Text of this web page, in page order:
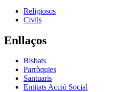
Religiosos
Civils
Enllaços
Bisbats
Parròquies
Santuaris
Entitats Acció Social